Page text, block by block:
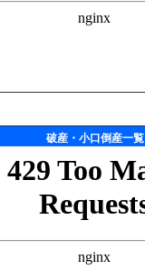
破産・小口倒産一覧